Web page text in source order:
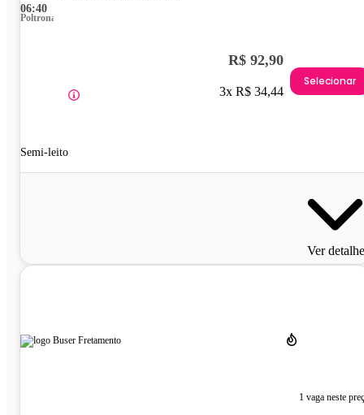
06:40
Poltrona
Semi-leito
R$ 92,90
3x R$ 34,44
Selecionar
Ver
1 vaga neste